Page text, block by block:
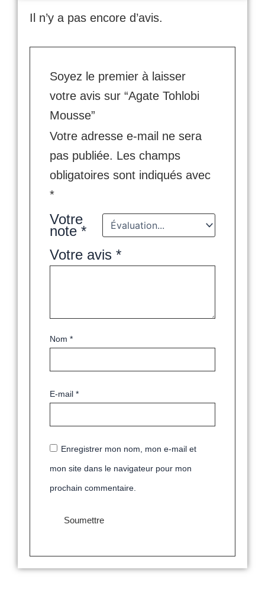
Il n’y a pas encore d’avis.
Soyez le premier à laisser
votre avis sur “Agate Tohlobi
Mousse”
Votre adresse e-mail ne sera
pas publiée. Les champs
obligatoires sont indiqués avec
*
Votre
note*
Votre avis*
Nom*
E-mail*
Enregistrer mon nom, mon e-mail et
mon site dans le navigateur pour mon
prochain commentaire.